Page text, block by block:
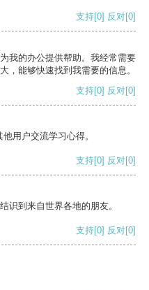
支持[0] 反对[0]
我的办公提供帮助。我经常需要
，能够快速找到我需要的信息。
支持[0] 反对[0]
用户交流学习心得。
支持[0] 反对[0]
识到来自世界各地的朋友。
支持[0] 反对[0]